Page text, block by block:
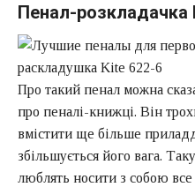
Пенал-розкладачка
Про такий пенал можна
про пеналі-книжці. Він
вмістити ще більше
збільшується його вага.
люблять носити з собою